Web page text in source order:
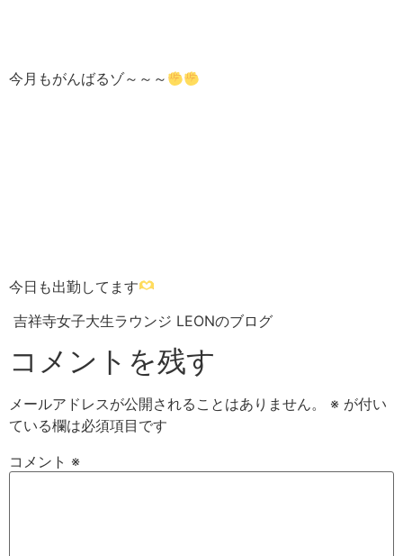
今月もがんばるゾ～～～
今日も出勤してます
吉祥寺女子大生ラウンジ LEONのブログ
コメントを残す
メールアドレスが公開されることはありません。 ※ が付い
ている欄は必須項目です
コメント ※